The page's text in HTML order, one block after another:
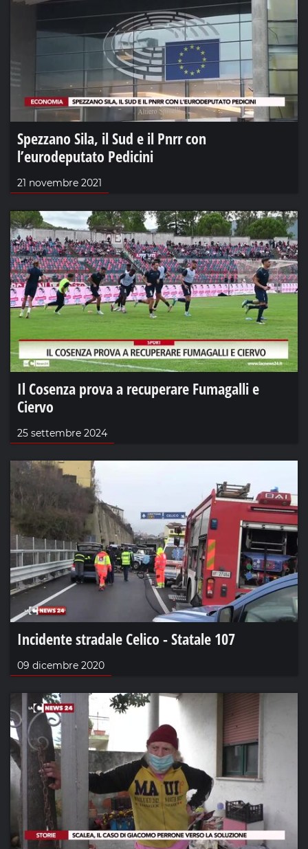
Spezzano Sila, il Sud e il Pnrr con
l’eurodeputato Pedicini
21 novembre 2021
Il Cosenza prova a recuperare Fumagalli e
Ciervo
25 settembre 2024
Incidente stradale Celico - Statale 107
09 dicembre 2020